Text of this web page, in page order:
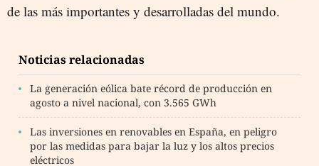
de las más importantes y desarrolladas del mundo.
Noticias relacionadas
La generación eólica bate récord de producción en
agosto a nivel nacional, con 3.565 GWh
Las inversiones en renovables en España, en peligro
por las medidas para bajar la luz y los altos precios
eléctricos